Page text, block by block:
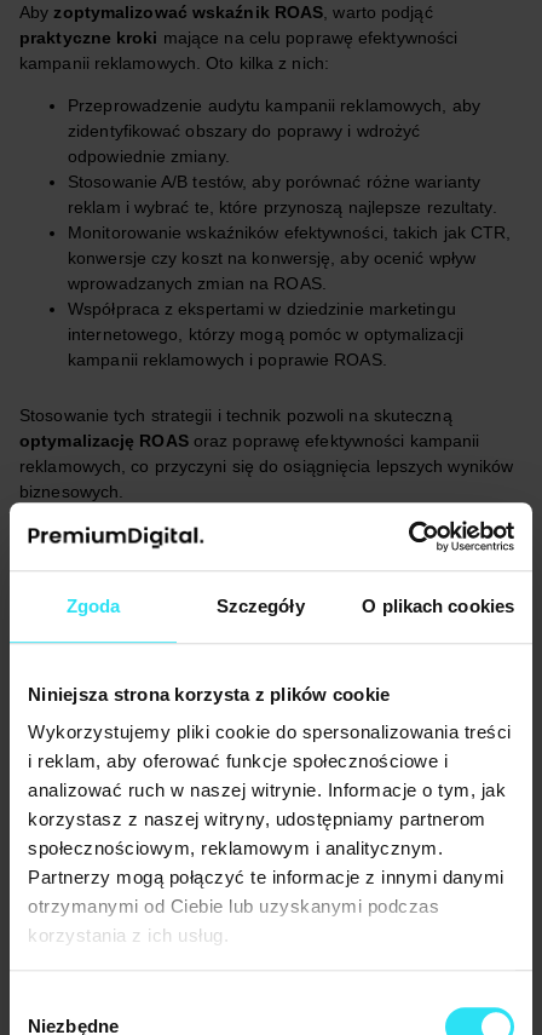
Zgoda Szczegóły O plikach cookies
Niniejsza strona korzysta z plików cookie
Wykorzystujemy pliki cookie do spersonalizowania treści
i reklam, aby oferować funkcje społecznościowe i
analizować ruch w naszej witrynie. Informacje o tym, jak
korzystasz z naszej witryny, udostępniamy partnerom
społecznościowym, reklamowym i analitycznym.
Partnerzy mogą połączyć te informacje z innymi danymi
otrzymanymi od Ciebie lub uzyskanymi podczas
korzystania z ich usług.
zgody
Niezbędne
Aby zoptymalizować wskaźnik ROAS , warto podjąć
praktyczne kroki mające na celu poprawę efektywności
kampanii reklamowych. Oto kilka z nich:
Przeprowadzenie audytu kampanii reklamowych, aby
zidentyfikować obszary do poprawy i wdrożyć
odpowiednie zmiany.
Stosowanie A/B testów, aby porównać różne warianty
reklam i wybrać te, które przynoszą najlepsze rezultaty.
Monitorowanie wskaźników efektywności, takich jak CTR,
konwersje czy koszt na konwersję, aby ocenić wpływ
wprowadzanych zmian na ROAS.
Współpraca z ekspertami w dziedzinie marketingu
internetowego, którzy mogą pomóc w optymalizacji
kampanii reklamowych i poprawie ROAS.
Stosowanie tych strategii i technik pozwoli na skuteczną
optymalizację ROASoraz poprawę efektywności kampanii
reklamowych, co przyczyni się do osiągnięcia lepszych wyników
biznesowych.
ROAS w różnych kanałach
reklamowych
ROAS w różnych kanałach reklamowychmoże się różnić,
kanałach, takich jak Google Ads, META ADS czy kampanie PPC.
W tej sekcji omówimy, jak mierzyć i optymalizować ROAS w tych
kanałach oraz jak wskaźnik wpływa na strategię
remarketingową.
ROAS w Google Ads: Jak mierzyć
i optymalizować?
ROAS w Google Ads
jest kluczowym wskaźnikiem efektywności
kampanii reklamowych w tym kanał. Aby